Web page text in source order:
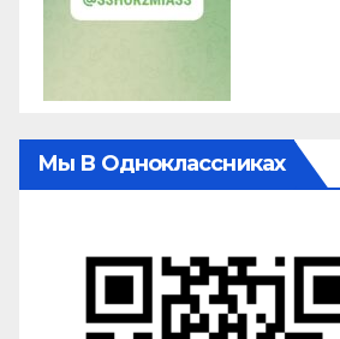
Мы В Одноклассниках